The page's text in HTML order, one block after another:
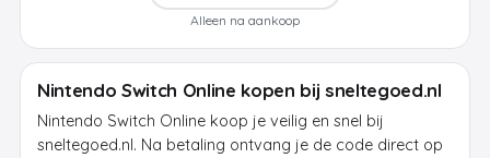
Alleen na aankoop
Nintendo Switch Online kopen bij sneltegoed.nl
Nintendo Switch Online koop je veilig en snel bij
sneltegoed.nl. Na betaling ontvang je de code direct op